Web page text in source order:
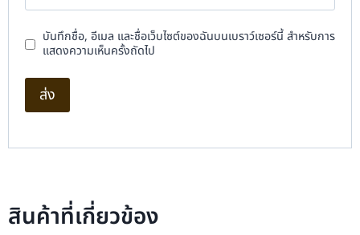
บันทึกชื่อ, อีเมล และชื่อเว็บไซต์ของฉันบนเบราว์เซอร์นี้ สำหรับการ
แสดงความเห็นครั้งถัดไป
สินค้าที่เกี่ยวข้อง